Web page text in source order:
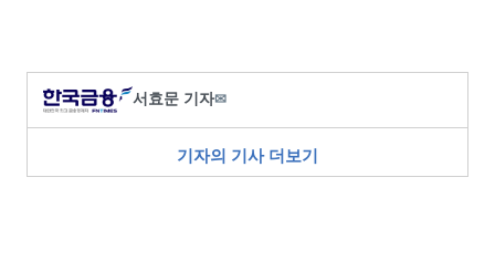
서효문 기자✉
기자의 기사 더보기